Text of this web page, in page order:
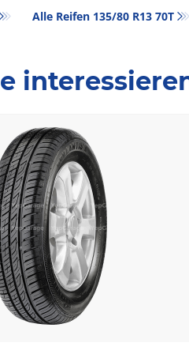
Alle Reifen‎ 135/80 R13 70T